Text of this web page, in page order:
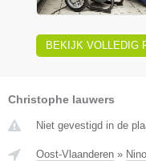
BEKIJK VOLLEDIG
Christophe lauwers
Niet gevestigd in de
Oost-Vlaanderen »